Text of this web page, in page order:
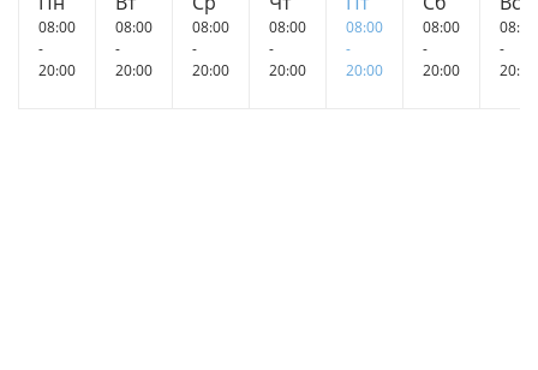
08:00
-
20:00
08:00
-
20:00
08:00
-
20:00
08:00
-
20:00
08:00
-
20:00
08:00
-
20:00
08:00
-
20:00